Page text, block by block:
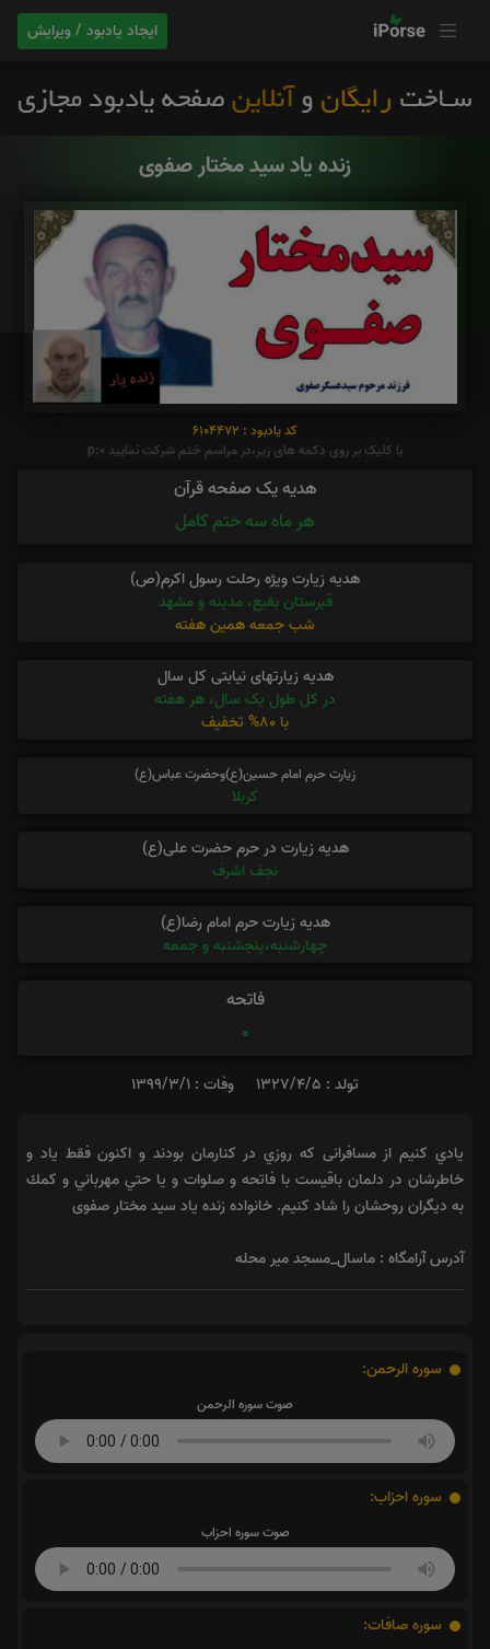
ایجاد یادبود / ویرایش
زنده یاد سید مختار صفوی
کد یادبود : 6104472
با کلیک بر روی دکمه های زیر،در مراسم ختم شرکت نمایید p:0
هدیه یک صفحه قرآن
هر ماه سه ختم کامل
هدیه زیارت ویژه رحلت رسول اکرم(ص)
قبرستان بقیع، مدینه و مشهد
شب جمعه همین هفته
هدیه زیارتهای نیابتی کل سال
در کل طول یک سال، هر هفته
با 80% تخفیف
زیارت حرم امام حسین(ع)وحضرت عباس(ع)
کربلا
هدیه زیارت در حرم حضرت علی(ع)
نجف اشرف
هدیه زیارت حرم امام رضا(ع)
چهارشنبه،پنجشنبه و جمعه
فاتحه
0
تولد : 1327/4/5 وفات : 1399/3/1
يادي كنيم از مسافرانى كه روزي در كنارمان بودند و اكنون فقط ياد و
خاطرشان در دلمان باقيست با فاتحه و صلوات و يا حتي مهرباني و كمك
به ديگران روحشان را شاد كنيم. خانواده زنده یاد سید مختار صفوی
آدرس آرامگاه : ماسال_مسجد میر محله
سوره الرحمن:
صوت سوره الرحمن
سوره احزاب:
صوت سوره احزاب
سوره صافات: